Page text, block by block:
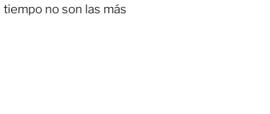
no son las más